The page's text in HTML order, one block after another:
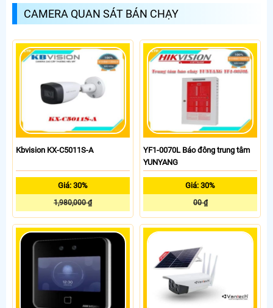
CAMERA QUAN SÁT BÁN CHẠY
Kbvision KX-C5011S-A
Giá: 30%
1,980,000 ₫
YF1-0070L Báo đông trung tâm
YUNYANG
Giá: 30%
00 ₫